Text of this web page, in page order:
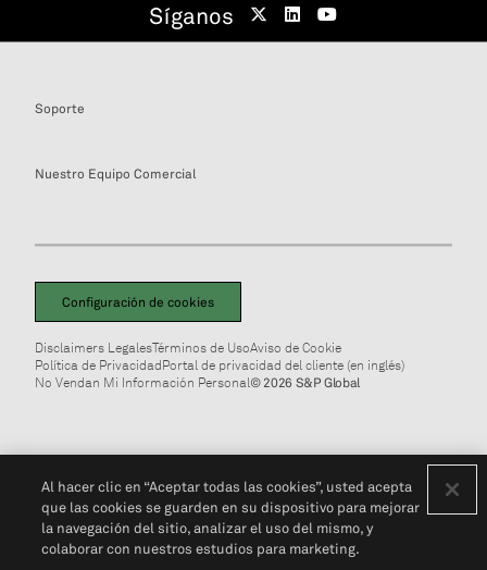
Síganos
Soporte
Nuestro Equipo Comercial
Configuración de cookies
Disclaimers LegalesTérminos de UsoAviso de Cookie
Política de PrivacidadPortal de privacidad del cliente (en inglés)
No Vendan Mi Información Personal© 2026 S&P Global
Al hacer clic en “Aceptar todas las cookies”, usted acepta
que las cookies se guarden en su dispositivo para mejorar
la navegación del sitio, analizar el uso del mismo, y
colaborar con nuestros estudios para marketing.